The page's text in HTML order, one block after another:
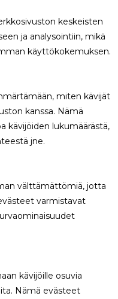
keskeisten
ja analysointiin, mikä
käyttökokemuksen.
miten kävijät
kanssa. Nämä
kävijöiden lukumäärästä,
jne.
välttämättömiä, jotta
varmistavat
kävijöille osuvia
Nämä evästeet